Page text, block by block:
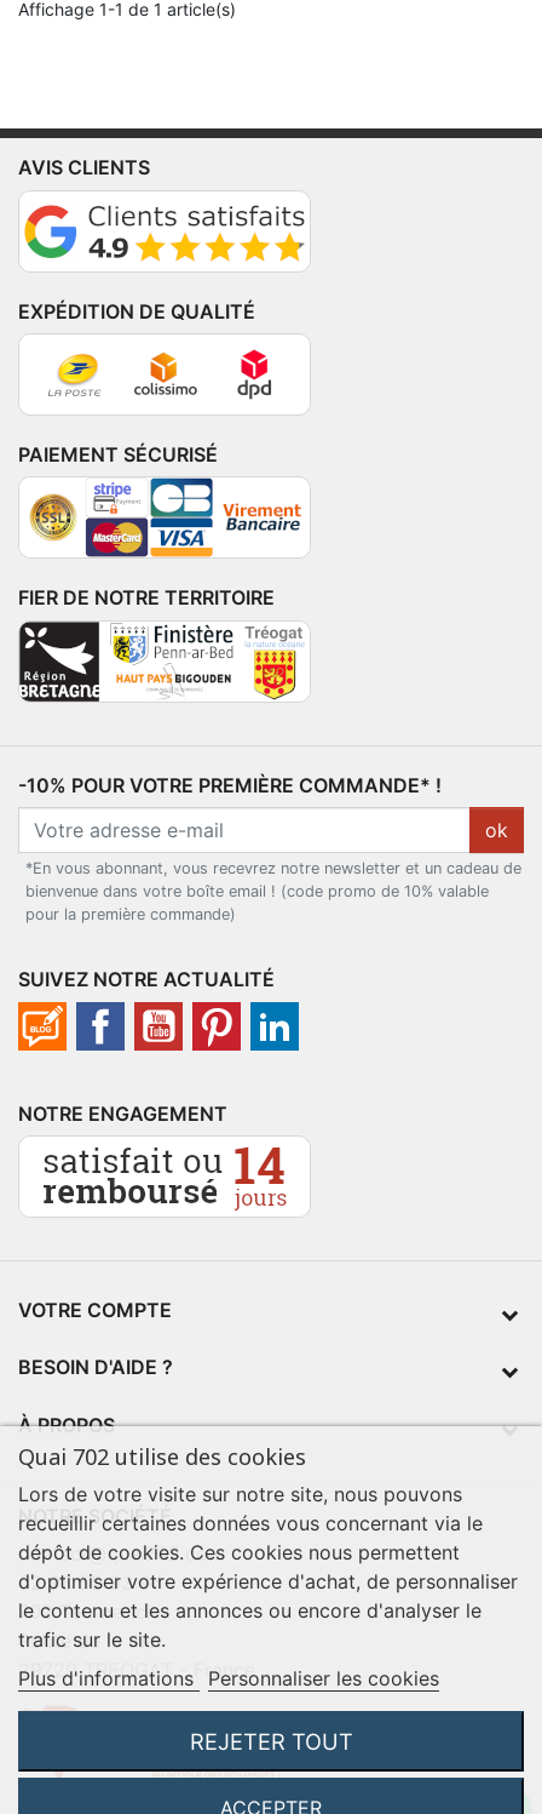
Affichage 1-1 de 1 article(s)
AVIS CLIENTS
EXPÉDITION DE QUALITÉ
PAIEMENT SÉCURISÉ
FIER DE NOTRE TERRITOIRE
-10% POUR VOTRE PREMIÈRE COMMANDE* !
ok
*En vous abonnant, vous recevrez notre newsletter et un cadeau de
bienvenue dans votre boîte email ! (code promo de 10% valable
pour la première commande)
SUIVEZ NOTRE ACTUALITÉ
NOTRE ENGAGEMENT
VOTRE COMPTE
BESOIN D'AIDE ?
À PROPOS
NOTRE SOCIÉTÉ
contact@quai702.com
02 98 55 93 94
702 Tourne-Ici
Route de la mer
29720 TREOGAT - France
Quai 702 utilise des cookies
Lors de votre visite sur notre site, nous pouvons
recueillir certaines données vous concernant via le
dépôt de cookies. Ces cookies nous permettent
d'optimiser votre expérience d'achat, de personnaliser
le contenu et les annonces ou encore d'analyser le
trafic sur le site.
Plus d'informations
Personnaliser les cookies
REJETER TOUT
ACCEPTER